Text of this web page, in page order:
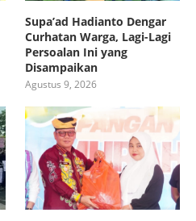
Supa’ad Hadianto Dengar
Curhatan Warga, Lagi-Lagi
Persoalan Ini yang
Disampaikan
Agustus 9, 2026